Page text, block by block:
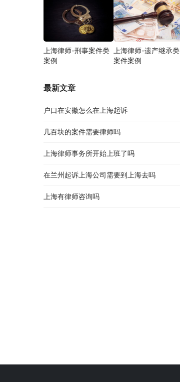
上海律师-刑事案件类
案例
上海律师-遗产继承类
案件案例
最新文章
户口在安徽怎么在上海起诉
几百块的案件需要律师吗
上海律师事务所开始上班了吗
在兰州起诉上海公司需要到上海去吗
上海有律师咨询吗